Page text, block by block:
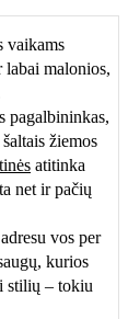
vaikams
malonios,
pagalbininkas,
žiemos
atitinka
net ir pačių
vos per
kurios
stilių – tokiu